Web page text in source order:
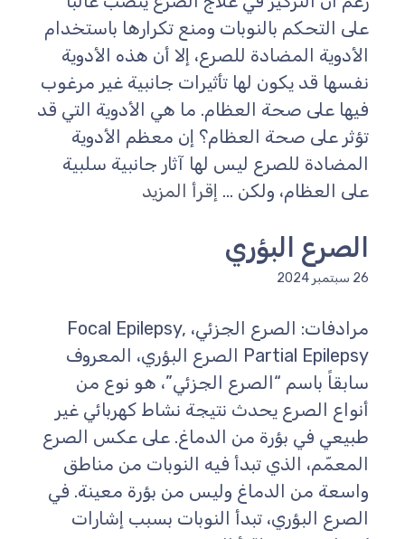
على التحكم بالنوبات ومنع تكرارها باستخدام
الأدوية المضادة للصرع، إلا أن هذه الأدوية
نفسها قد يكون لها تأثيرات جانبية غير مرغوب
فيها على صحة العظام. ما هي الأدوية التي قد
تؤثر على صحة العظام؟ إن معظم الأدوية
المضادة للصرع ليس لها آثار جانبية سلبية
على العظام، ولكن ... إقرأ المزيد
الصرع البؤري
26 سبتمبر 2024
مرادفات: الصرع الجزئي، Focal Epilepsy,
Partial Epilepsy الصرع البؤري، المعروف
سابقاً باسم “الصرع الجزئي”، هو نوع من
أنواع الصرع يحدث نتيجة نشاط كهربائي غير
طبيعي في بؤرة من الدماغ. على عكس الصرع
المعمّم، الذي تبدأ فيه النوبات من مناطق
واسعة من الدماغ وليس من بؤرة معينة. في
الصرع البؤري، تبدأ النوبات بسبب إشارات